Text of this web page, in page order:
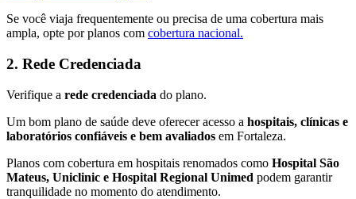
Se você viaja frequentemente ou precisa de uma cobertura mais
ampla, opte por planos com cobertura nacional.
2. Rede Credenciada
Verifique a rede credenciada do plano.
Um bom plano de saúde deve oferecer acesso a hospitais, clínicas e
laboratórios confiáveis e bem avaliados em Fortaleza.
Planos com cobertura em hospitais renomados como Hospital São
Mateus, Uniclinic e Hospital Regional Unimed podem garantir
tranquilidade no momento do atendimento.